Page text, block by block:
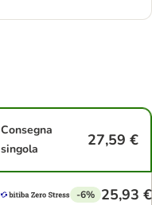
Consegna
singola
27,59 €
-6% 25,93 €